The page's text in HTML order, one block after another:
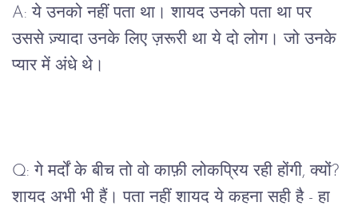
A: ये उनको नहीं पता था। शायद उनको पता था पर
उससे ज़्यादा उनके लिए ज़रूरी था ये दो लोग। जो उनके
प्यार में अंधे थे।
Q: गे मर्दों के बीच तो वो काफ़ी लोकप्रिय रही होंगी, क्यों?
शायद अभी भी हैं। पता नहीं शायद ये कहना सही है - हा